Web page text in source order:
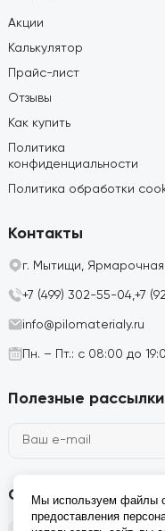
Акции
Калькулятор
Прайс-лист
Отзывы
Как купить
Политика
конфиденциальности
Политика обработки
Контакты
г. Мытищи, Ярмарочная
+7 (499) 302-55-04,+7
info@pilomaterialy.ru
Пн. – Пт.: с 08:00 до
Полезные рассылки
Социальные сети
Мы используем файлы
предоставления